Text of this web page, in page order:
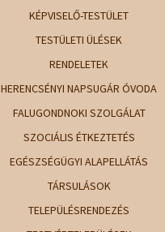
KÉPVISELŐ-TESTÜLET
TESTÜLETI ÜLÉSEK
RENDELETEK
HERENCSÉNYI NAPSUGÁR ÓVODA
FALUGONDNOKI SZOLGÁLAT
SZOCIÁLIS ÉTKEZTETÉS
EGÉSZSÉGÜGYI ALAPELLÁTÁS
TÁRSULÁSOK
TELEPÜLÉSRENDEZÉS